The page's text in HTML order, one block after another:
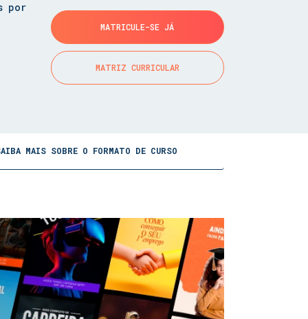
por
MATRICULE-SE JÁ
MATRIZ CURRICULAR
MAIS SOBRE O FORMATO DE CURSO